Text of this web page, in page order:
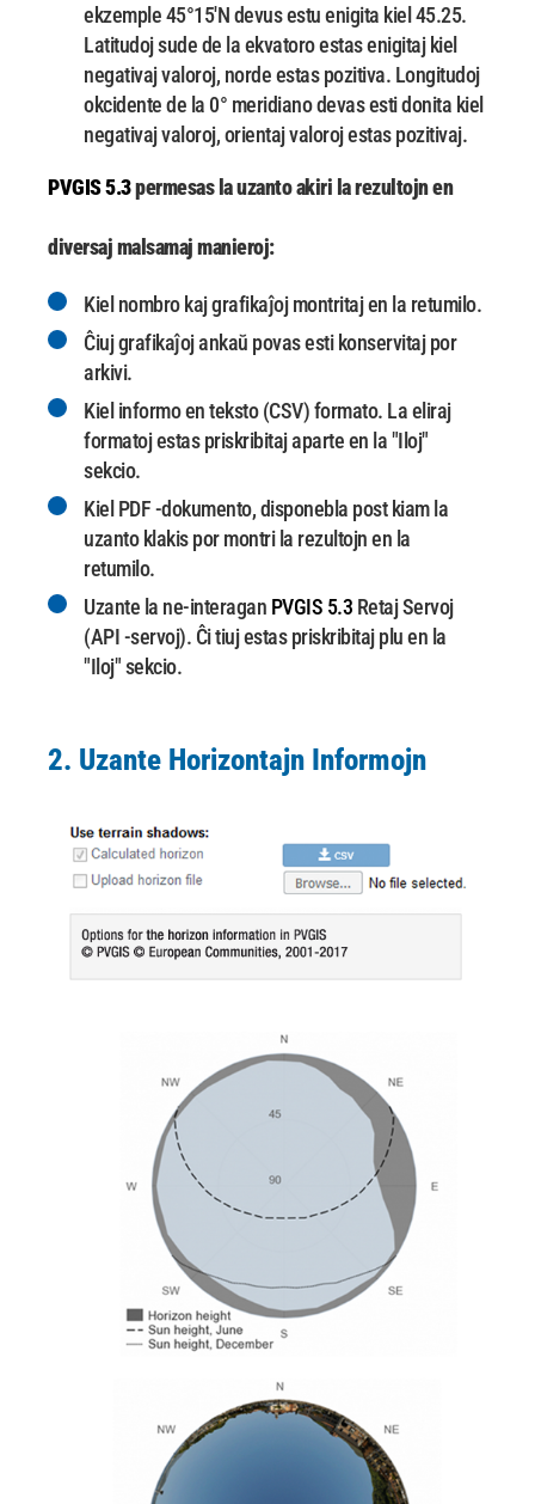
ekzemple 45°15'N devusestu enigita kiel 45.25.
Latitudoj sude de la ekvatoro estas enigitaj kiel
negativaj valoroj, norde estaspozitiva. Longitudoj
okcidente de la 0° meridiano devas esti donita kiel
negativaj valoroj, orientaj valorojestas pozitivaj.
PVGIS 5.3permesas la uzanto akiri la rezultojn en
diversaj malsamaj manieroj:
Kiel nombro kaj grafikaĵoj montritaj en la retumilo.
Ĉiuj grafikaĵoj ankaŭ povas esti konservitaj por
arkivi.
Kiel informo en teksto (CSV) formato. La eliraj
formatoj estas priskribitaj aparte en la "Iloj"
sekcio.
Kiel PDF -dokumento, disponebla post kiam la
uzanto klakis por montri la rezultojn en la
retumilo.
Uzante la ne-interagan PVGIS 5.3 Retaj Servoj
(API -servoj). Ĉi tiuj estas priskribitaj plu en la
"Iloj" sekcio.
2. Uzante Horizontajn Informojn